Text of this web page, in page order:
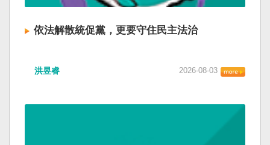
依法解散統促黨，更要守住民主法治
洪昱睿 2026-08-03